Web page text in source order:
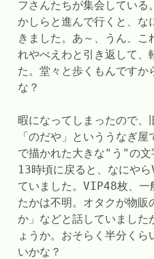
フさんたちが集会してい
かしらと進んで行くと、な
きました。あ～、うん、こ
れやべえわと引き返して、
た。堂々と歩くもんですか
な？
暇になってしまったので、
「のだや」といううなぎ
で描かれた大きな"う"の文
13時頃に戻ると、なにや
ていました。VIP48枚、一
たかは不明。オタクが物販
か」などと話していました
ょうか。おそらく半分く
いかな？